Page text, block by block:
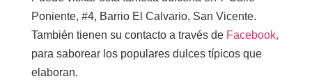
Poniente, #4, Barrio El Calvario, San Vicente.
También tienen su contacto a través de Facebook,
para saborear los populares dulces típicos que
elaboran.